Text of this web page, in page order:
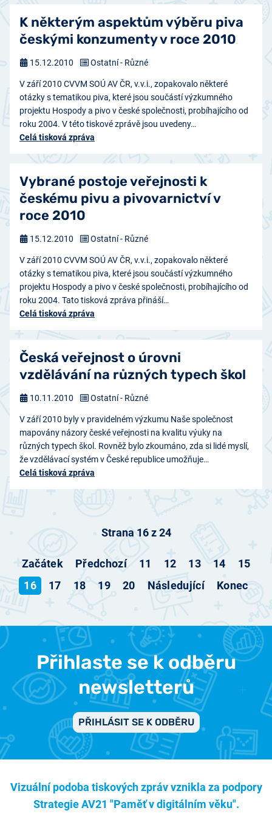
K některým aspektům výběru piva
českými konzumenty v roce 2010
V září 2010 CVVM SOÚ AV ČR, v.v.i., zopakovalo některé
otázky s tematikou piva, které jsou součástí výzkumného
projektu Hospody a pivo v české společnosti, probíhajícího od
roku 2004. V této tiskové zprávě jsou uvedeny…
Celá tisková zpráva
15.12.2010 Ostatní - Různé
Vybrané postoje veřejnosti k
českému pivu a pivovarnictví v
roce 2010
V září 2010 CVVM SOÚ AV ČR, v.v.i., zopakovalo některé
otázky s tematikou piva, které jsou součástí výzkumného
projektu Hospody a pivo v české společnosti, probíhajícího od
roku 2004. Tato tisková zpráva přináší…
Celá tisková zpráva
15.12.2010 Ostatní - Různé
Česká veřejnost o úrovni
vzdělávání na různých typech škol
V září 2010 byly v pravidelném výzkumu Naše společnost
mapovány názory české veřejnosti na kvalitu výuky na
různých typech škol. Rovněž bylo zkoumáno, zda si lidé myslí,
že vzdělávací systém v České republice umožňuje…
Celá tisková zpráva
10.11.2010 Ostatní - Různé
Strana 16 z 24
Začátek Předchozí 11 12 13 14
15
16
17 18 19 20 Následující Konec
Přihlaste se k odběru
newsletterů
PŘIHLÁSIT SE K ODBĚRU
Vizuální podoba tiskových zpráv vznikla za podpory
Strategie AV21 "Paměť v digitálním věku".